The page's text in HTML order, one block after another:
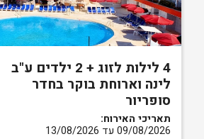
4 לילות לזוג + 2 ילדים ע"ב
לינה וארוחת בוקר בחדר
סופריור
תאריכי האירוח:
09/08/2026 עד 13/08/2026